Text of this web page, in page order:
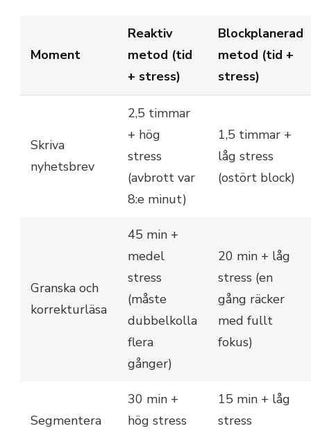
Moment
Reaktiv
metod (tid
+ stress)
Blockplanerad
metod (tid +
stress)
Skriva
nyhetsbrev
2,5 timmar
+ hög
stress
(avbrott var
8:e minut)
1,5 timmar +
låg stress
(ostört block)
Granska och
korrekturläsa
45 min +
medel
stress
(måste
dubbelkolla
flera
gånger)
20 min + låg
stress (en
gång räcker
med fullt
fokus)
Segmentera
30 min +
hög stress
15 min + låg
stress